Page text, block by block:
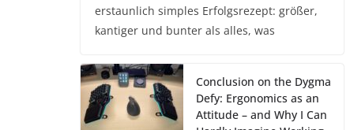
erstaunlich simples Erfolgsrezept: größer,
kantiger und bunter als alles, was
Conclusion on the Dygma
Defy: Ergonomics as an
Attitude – and Why I Can